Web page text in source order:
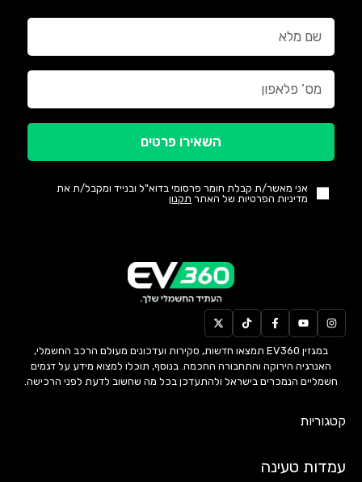
אני מאשר/ת קבלת חומר פרסומי בדוא"ל ובנייד ומקבל/ת את
מדיניות הפרטיות של האתר תקנון
השאירו פרטים
במגזין EV360 תמצאו חדשות, סקירות ועדכונים מעולם הרכב החשמלי,
האנרגיה הירוקה והתחבורה החכמה. בנוסף, תוכלו למצוא מידע על דגמים
חשמליים הנמכרים בישראל ולהתעדכן בכל מה שחשוב לדעת לפני הרכישה.
קטגוריות
עמדות טעינה